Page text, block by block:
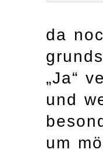
da
„Ja“
und
um